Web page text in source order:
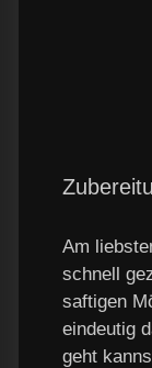
Am
schnell
saftigen
eindeutig
geht